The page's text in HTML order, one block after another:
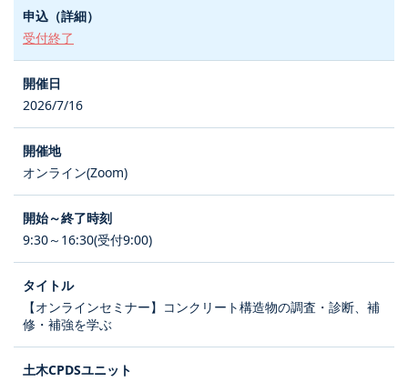
受付終了
2026/7/16
オンライン(Zoom)
9:30～16:30(受付9:00)
【オンラインセミナー】コンクリート構造物の調査・診断、補
修・補強を学ぶ